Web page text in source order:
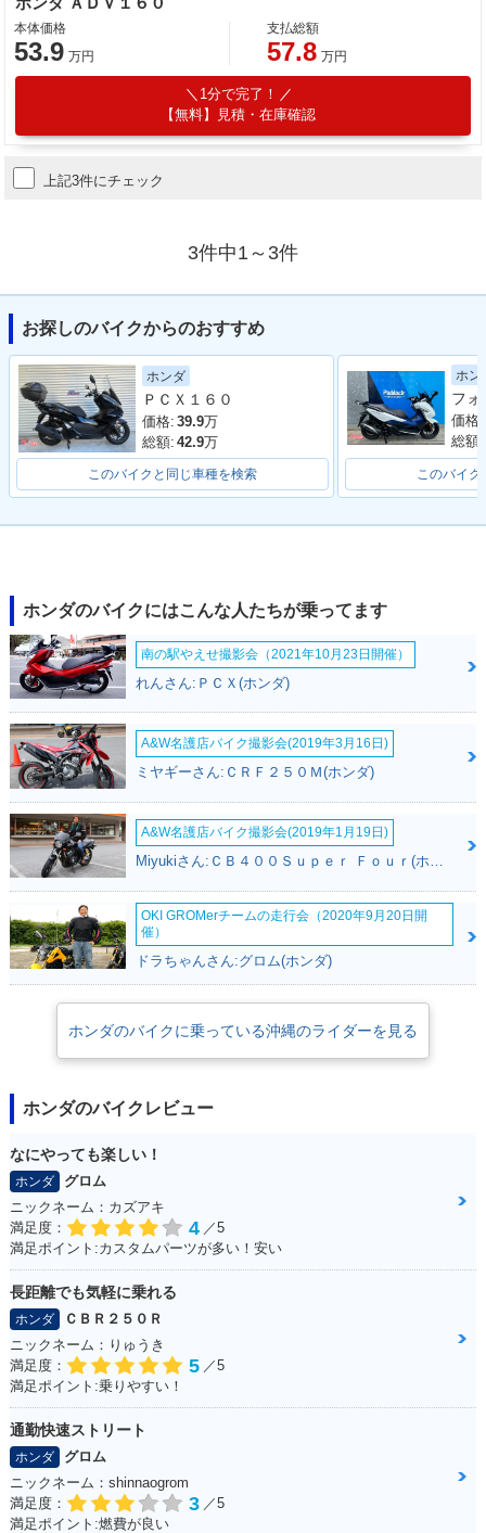
本体価格
53.9 万円
支払総額
57.8 万円
1分で完了！
【無料】見積・在庫確認
上記3件にチェック
3件中1～3件
お探しのバイクからのおすすめ
ホンダ
ＰＣＸ１６０
価格: 39.9万
総額: 42.9万
このバイクと同じ車種を検索
ホン
価格:
総額:
このバイク
ホンダのバイクにはこんな人たちが乗ってます
南の駅やえせ撮影会（2021年10月23日開催）
れんさん:ＰＣＸ(ホンダ)
A&W名護店バイク撮影会(2019年3月16日)
ミヤギーさん:ＣＲＦ２５０Ｍ(ホンダ)
A&W名護店バイク撮影会(2019年1月19日)
Miyukiさん:ＣＢ４００Ｓｕｐｅｒ Ｆｏｕｒ(ホンダ)
OKI GROMerチームの走行会（2020年9月20日開
催）
ドラちゃんさん:グロム(ホンダ)
ホンダのバイクに乗っている沖縄のライダーを見る
ホンダのバイクレビュー
なにやっても楽しい！
ホンダ
グロム
ニックネーム：カズアキ
満足度：
4 ／5
満足ポイント:カスタムパーツが多い！安い
長距離でも気軽に乗れる
ホンダ
ＣＢＲ２５０Ｒ
ニックネーム：りゅうき
満足度：
5 ／5
満足ポイント:乗りやすい！
通勤快速ストリート
ホンダ
グロム
ニックネーム：shinnaogrom
満足度：
3 ／5
満足ポイント:燃費が良い